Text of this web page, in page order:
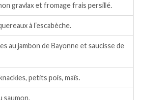
gravlax et fromage frais persillé.
à l’escabèche.
au jambon de Bayonne et saucisse de
petits pois, maïs.
saumon.